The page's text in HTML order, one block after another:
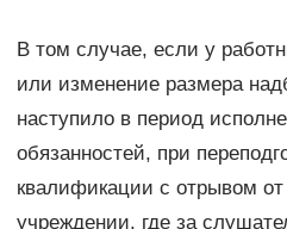
В том случае, если у
или изменение размера
наступило в период
обязанностей, при
квалификации с отрывом
учреждении, где за